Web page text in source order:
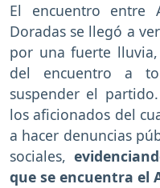
El encuentro entre
Doradas se llegó a
por una fuerte
del encuentro a
suspender el
los aficionados del
a hacer denuncias
sociales,
que se encuentra el